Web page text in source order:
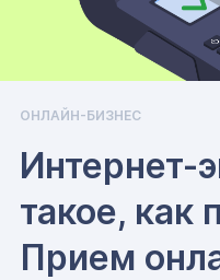
ОНЛАЙН-БИЗНЕС
Интернет-
такое, как
Прием